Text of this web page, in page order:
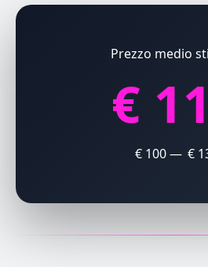
Prezzo medio
€
€ 100 — €